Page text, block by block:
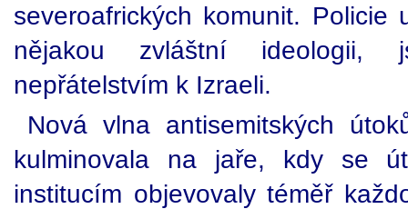
severoafrických komunit.
nějakou zvláštní ideologii,
nepřátelstvím k Izraeli.
Nová vlna antisemitských
kulminovala na jaře, kdy se
institucím objevovaly téměř